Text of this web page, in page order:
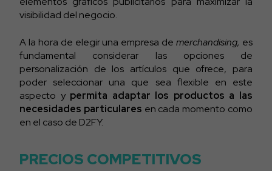
visibilidad del negocio.
A la hora de elegir una empresa demerchandising, es
fundamental considerar las opciones de
personalización de los artículos que ofrece, para
poder seleccionar una que sea flexible en este
aspecto y permita adaptar los productos a las
necesidades particulares en cada momento como
en el caso de D2FY.
PRECIOS COMPETITIVOS